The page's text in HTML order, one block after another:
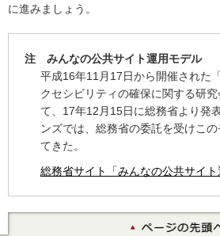
に進みましょう。
注 みんなの公共サイト運用モデル
平成16年11月17日から開催された
クセシビリティの確保に関する研
て、17年12月15日に総務省より発
ンズでは、総務省の委託を受けこ
てきた。
総務省サイト「みんなの公共サイト